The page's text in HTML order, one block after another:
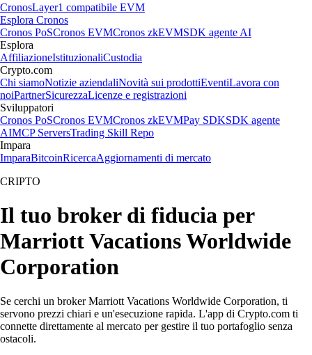
CronosLayer1 compatibile EVM
Esplora Cronos
Cronos PoSCronos EVMCronos zkEVMSDK agente AI
Esplora
AffiliazioneIstituzionaliCustodia
Crypto.com
Chi siamoNotizie aziendaliNovità sui prodottiEventiLavora con
noiPartnerSicurezzaLicenze e registrazioni
Sviluppatori
Cronos PoSCronos EVMCronos zkEVMPay SDKSDK agente
AIMCP ServersTrading Skill Repo
Impara
ImparaBitcoinRicercaAggiornamenti di mercato
CRIPTO
Il tuo broker di fiducia per
Marriott Vacations Worldwide
Corporation
Se cerchi un broker Marriott Vacations Worldwide Corporation, ti
servono prezzi chiari e un'esecuzione rapida. L'app di Crypto.com ti
connette direttamente al mercato per gestire il tuo portafoglio senza
ostacoli.